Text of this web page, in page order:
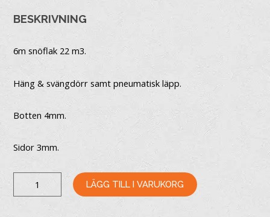
BESKRIVNING
6m snöflak 22 m3.
Häng & svängdörr samt pneumatisk läpp.
Botten 4mm.
Sidor 3mm.
LÄGG TILL I VARUKORG